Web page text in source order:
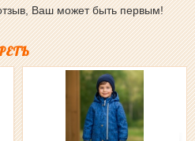
Ваш может быть первым!